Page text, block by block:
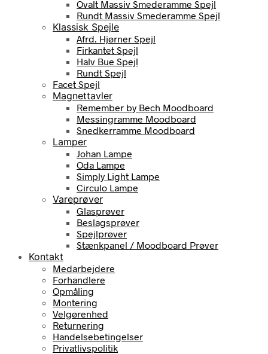
Ovalt Massiv Smederamme Spejl
Rundt Massiv Smederamme Spejl
Klassisk Spejle
Afrd. Hjørner Spejl
Firkantet Spejl
Halv Bue Spejl
Rundt Spejl
Facet Spejl
Magnettavler
Remember by Bech Moodboard
Messingramme Moodboard
Snedkerramme Moodboard
Lamper
Johan Lampe
Oda Lampe
Simply Light Lampe
Circulo Lampe
Vareprøver
Glasprøver
Beslagsprøver
Spejlprøver
Stænkpanel / Moodboard Prøver
Kontakt
Medarbejdere
Forhandlere
Opmåling
Montering
Velgørenhed
Returnering
Handelsebetingelser
Privatlivspolitik